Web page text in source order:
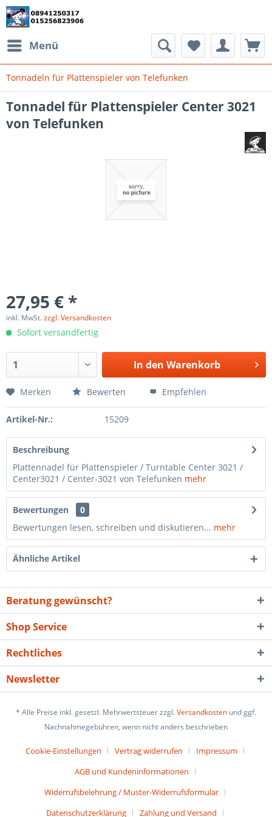
Menü
Tonnadeln für Plattenspieler von Telefunken
Tonnadel für Plattenspieler Center 3021
von Telefunken
27,95 € *
inkl. MwSt.zzgl. Versandkosten
Sofort versandfertig
In den Warenkorb
Merken Bewerten Empfehlen
Artikel-Nr.: 15209
Beschreibung
Plattennadel für Plattenspieler / Turntable Center 3021 /
Center3021 / Center-3021 von Telefunken mehr
Bewertungen
0
Bewertungen lesen, schreiben und diskutieren... mehr
Ähnliche Artikel
Beratung gewünscht?
Shop Service
Rechtliches
Newsletter
* Alle Preise inkl. gesetzl. Mehrwertsteuer zzgl.Versandkosten und ggf.
Nachnahmegebühren, wenn nicht anders beschrieben
Cookie-Einstellungen Vertrag widerrufen
Impressum
AGB und Kundeninformationen
Widerrufsbelehrung / Muster-Widerrufsformular
Datenschutzerklärung
Zahlung und Versand